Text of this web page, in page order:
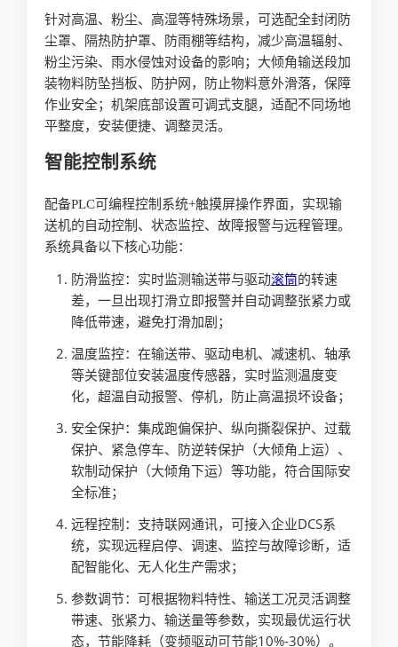
针对高温、粉尘、高湿等特殊场景，可选配全封闭防
尘罩、隔热防护罩、防雨棚等结构，减少高温辐射、
粉尘污染、雨水侵蚀对设备的影响；大倾角输送段加
装物料防坠挡板、防护网，防止物料意外滑落，保障
作业安全；机架底部设置可调式支腿，适配不同场地
平整度，安装便捷、调整灵活。
智能控制系统
配备PLC可编程控制系统+触摸屏操作界面，实现输
送机的自动控制、状态监控、故障报警与远程管理。
系统具备以下核心功能：
防滑监控：实时监测输送带与驱动滚筒的转速
差，一旦出现打滑立即报警并自动调整张紧力或
降低带速，避免打滑加剧；
温度监控：在输送带、驱动电机、减速机、轴承
等关键部位安装温度传感器，实时监测温度变
化，超温自动报警、停机，防止高温损坏设备；
安全保护：集成跑偏保护、纵向撕裂保护、过载
保护、紧急停车、防逆转保护（大倾角上运）、
软制动保护（大倾角下运）等功能，符合国际安
全标准；
远程控制：支持联网通讯，可接入企业DCS系
统，实现远程启停、调速、监控与故障诊断，适
配智能化、无人化生产需求；
参数调节：可根据物料特性、输送工况灵活调整
带速、张紧力、输送量等参数，实现最优运行状
态，节能降耗（变频驱动可节能10%-30%）。